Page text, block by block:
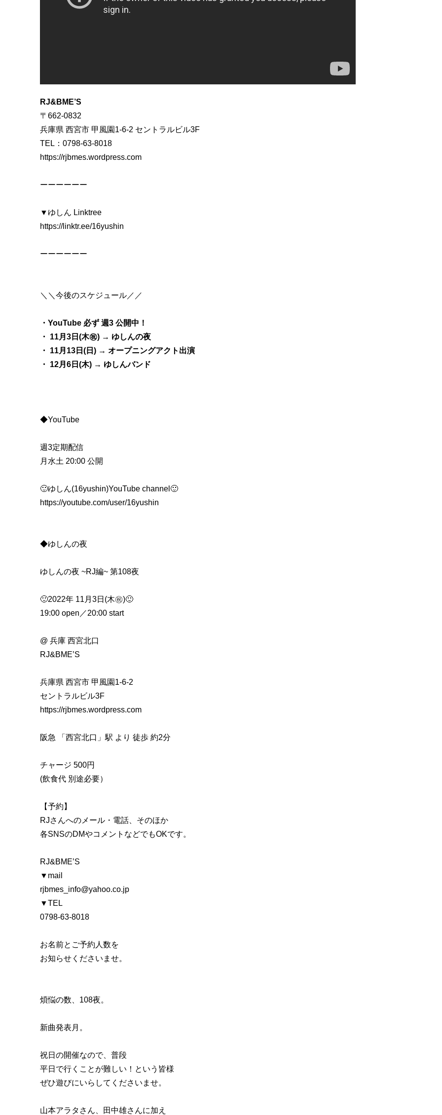
RJ&BME’S
〒662-0832
兵庫県 西宮市 甲風園1-6-2 セントラルビル3F
TEL：0798-63-8018
https://rjbmes.wordpress.com
ーーーーーー
▼ゆしん Linktree
https://linktr.ee/16yushin
ーーーーーー
＼＼今後のスケジュール／／
・YouTube 必ず 週3 公開中！
・ 11月3日(木㊗️) → ゆしんの夜
・ 11月13日(日) → オープニングアクト出演
・ 12月6日(木) → ゆしんバンド
◆YouTube
週3定期配信
月水土 20:00 公開
🙂ゆしん(16yushin)YouTube channel🙂
https://youtube.com/user/16yushin
◆ゆしんの夜
ゆしんの夜 ~RJ編~ 第108夜
🙂2022年 11月3日(木㊗️)🙂
19:00 open／20:00 start
@ 兵庫 西宮北口
RJ&BME’S
兵庫県 西宮市 甲風園1-6-2
セントラルビル3F
https://rjbmes.wordpress.com
阪急 「西宮北口」駅 より 徒歩 約2分
チャージ 500円
(飲食代 別途必要）
【予約】
RJさんへのメール・電話、そのほか
各SNSのDMやコメントなどでもOKです。
RJ&BME’S
▼mail
rjbmes_info@yahoo.co.jp
▼TEL
0798-63-8018
お名前とご予約人数を
お知らせくださいませ。
煩悩の数、108夜。
新曲発表月。
祝日の開催なので、普段
平日で行くことが難しい！という皆様
ぜひ遊びにいらしてくださいませ。
山本アラタさん、田中雄さんに加え